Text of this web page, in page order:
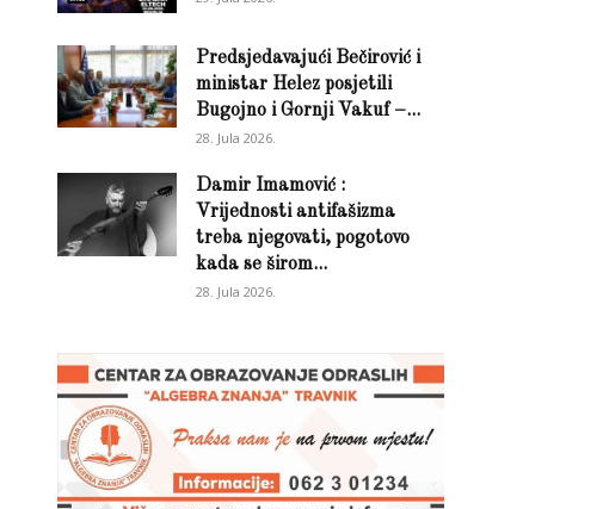
Predsjedavajući Bečirović i
ministar Helez posjetili
Bugojno i Gornji Vakuf –...
28. Jula 2026.
Damir Imamović :
Vrijednosti antifašizma
treba njegovati, pogotovo
kada se širom...
28. Jula 2026.